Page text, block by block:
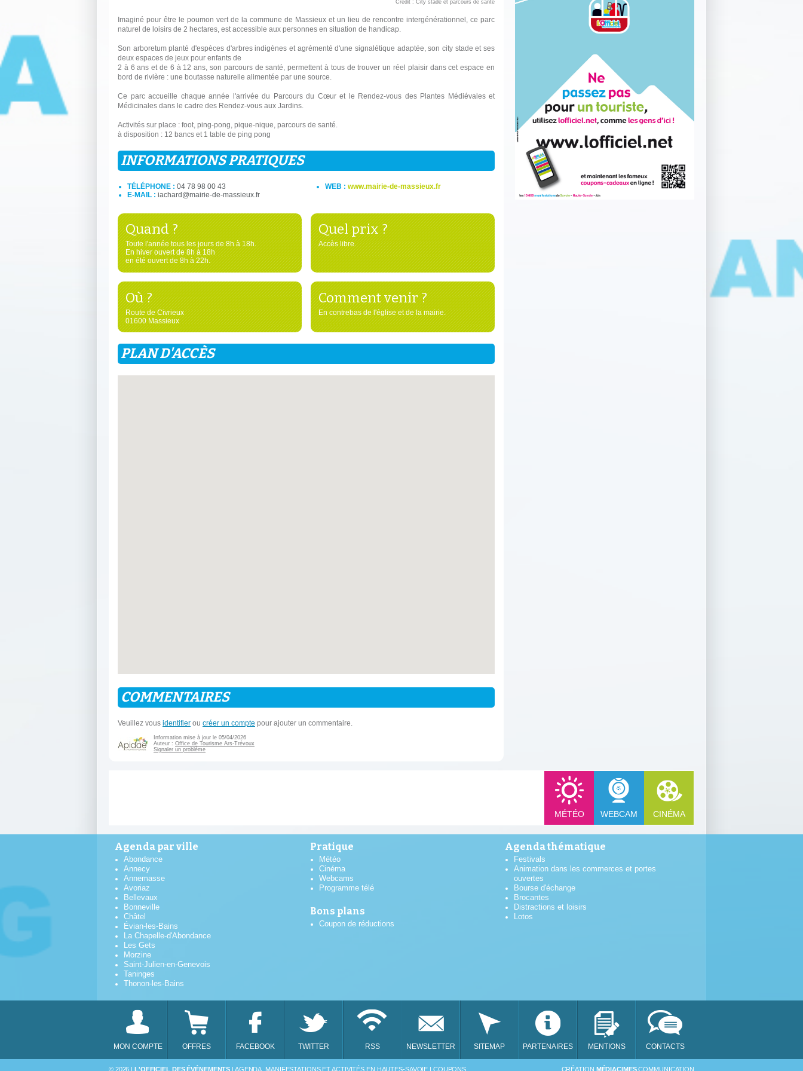
DIM LUN MAR MER JEU SAM
Crédit : City stade et parcours de santé
Imaginé pour être le poumon vert de la commune de Massieux et un lieu de rencontre intergénérationnel, ce parc
naturel de loisirs de 2 hectares, est accessible aux personnes en situation de handicap.
Son arboretum planté d'espèces d'arbres indigènes et agrémenté d'une signalétique adaptée, son city stade et ses
deux espaces de jeux pour enfants de
2 à 6 ans et de 6 à 12 ans, son parcours de santé, permettent à tous de trouver un réel plaisir dans cet espace en
bord de rivière : une boutasse naturelle alimentée par une source.
Ce parc accueille chaque année l'arrivée du Parcours du Cœur et le Rendez-vous des Plantes Médiévales et
Médicinales dans le cadre des Rendez-vous aux Jardins.
Activités sur place : foot, ping-pong, pique-nique, parcours de santé.
à disposition : 12 bancs et 1 table de ping pong
INFORMATIONS PRATIQUES
TÉLÉPHONE : 04 78 98 00 43
E-MAIL : iachard@mairie-de-massieux.fr
WEB : www.mairie-de-massieux.fr
Quand ?
Toute l'année tous les jours de 8h à 18h.
En hiver ouvert de 8h à 18h
en été ouvert de 8h à 22h.
Quel prix ?
Accès libre.
Où ?
Route de Civrieux
01600 Massieux
Comment venir ?
En contrebas de l'église et de la mairie.
PLAN D'ACCÈS
COMMENTAIRES
Veuillez vous identifier ou créer un compte pour ajouter un commentaire.
Information mise à jour le 05/04/2026
Auteur : Office de Tourisme Ars-Trévoux
Signaler un problème
MÉTÉO WEBCAM CINÉMA
Agenda par ville
Abondance
Annecy
Annemasse
Avoriaz
Bellevaux
Bonneville
Châtel
Évian-les-Bains
La Chapelle-d'Abondance
Les Gets
Morzine
Saint-Julien-en-Genevois
Taninges
Thonon-les-Bains
Pratique
Météo
Cinéma
Webcams
Programme télé
Bons plans
Coupon de réductions
Agenda thématique
Festivals
Animation dans les commerces et portes
ouvertes
Bourse d'échange
Brocantes
Distractions et loisirs
Lotos
MON COMPTE OFFRES FACEBOOK TWITTER RSS NEWSLETTER SITEMAP PARTENAIRES MENTIONS CONTACTS
© 2026 |L'OFFICIEL DES ÉVÉNEMENTS | AGENDA, MANIFESTATIONS ET ACTIVITÉS EN HAUTES-SAVOIE | COUPONS CRÉATION MÉDIACIMESCOMMUNICATION